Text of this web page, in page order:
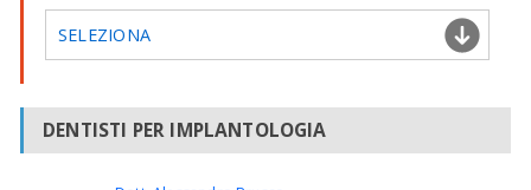
SELEZIONA
DENTISTI PER IMPLANTOLOGIA